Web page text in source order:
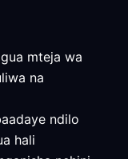
mteja wa
na
ndilo
hali